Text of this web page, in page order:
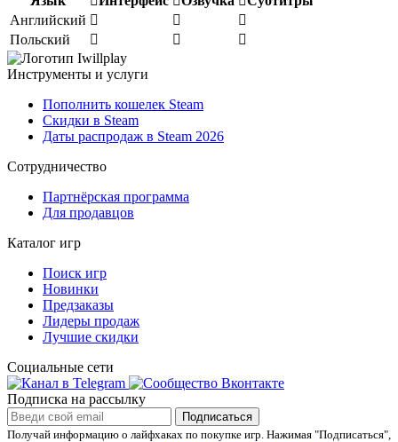
Английский
Польский
Инструменты и услуги
Пополнить кошелек Steam
Скидки в Steam
Даты распродаж в Steam 2026
Сотрудничество
Партнёрская программа
Для продавцов
Каталог игр
Поиск игр
Новинки
Предзаказы
Лидеры продаж
Лучшие скидки
Социальные сети
Подписка на рассылку
Подписаться
Получай информацию о лайфхаках по покупке игр. Нажимая "Подписаться",